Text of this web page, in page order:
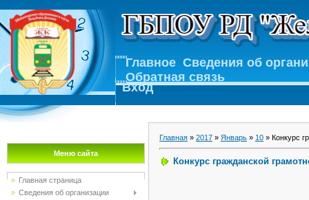
Главное Сведения об
Обратная связь
Вход
Меню сайта
Главная страница
Сведения об организации
Главная » 2017 » Январь » 10 » Конкурс
Конкурс гражданской